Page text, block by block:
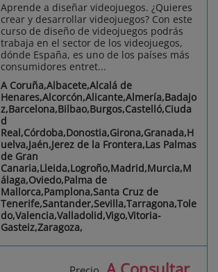
Aprende a diseñar videojuegos. ¿Quieres
crear y desarrollar videojuegos? Con este
curso de diseño de videojuegos podrás
trabaja en el sector de los videojuegos,
dónde España, es uno de los países más
consumidores entret...
A Coruña,Albacete,Alcalá de
Henares,Alcorcón,Alicante,Almería,Badajo
z,Barcelona,Bilbao,Burgos,Castelló,Ciuda
d
Real,Córdoba,Donostia,Girona,Granada,H
uelva,Jaén,Jerez de la Frontera,Las Palmas
de Gran
Canaria,Lleida,Logroño,Madrid,Murcia,M
álaga,Oviedo,Palma de
Mallorca,Pamplona,Santa Cruz de
Tenerife,Santander,Sevilla,Tarragona,Tole
do,Valencia,Valladolid,Vigo,Vitoria-
Gasteiz,Zaragoza,